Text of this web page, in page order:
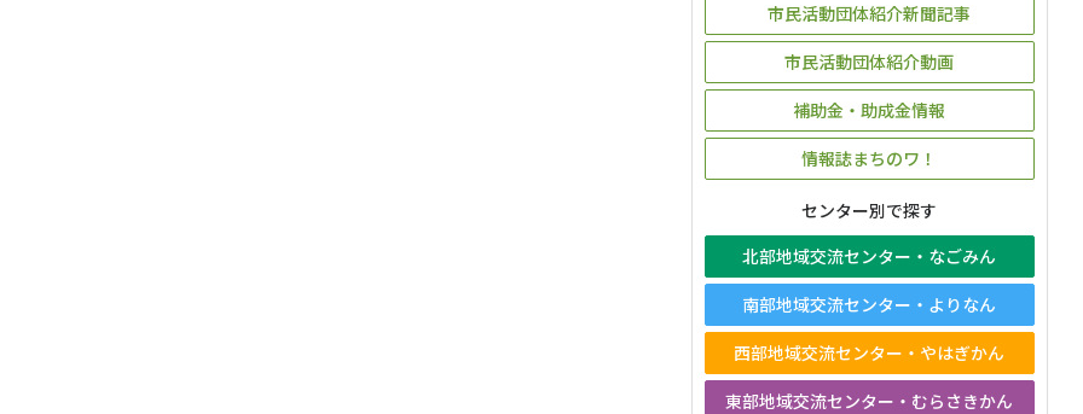
市民活動団体紹介新聞記事
市民活動団体紹介動画
補助金・助成金情報
情報誌まちのワ！
センター別で探す
北部地域交流センター・なごみん
南部地域交流センター・よりなん
西部地域交流センター・やはぎかん
東部地域交流センター・むらさきかん